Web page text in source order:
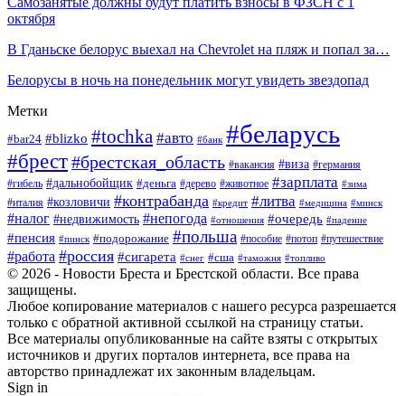
октября
В Гданьске белорус выехал на Chevrolet на пляж и попал за…
Белорусы в ночь на понедельник могут увидеть звездопад
Метки
#bar24 #blizko #tochka #авто #банк #беларусь
#брест#брестская_область #вакансия #виза #германия
#гибель #дальнобойщик #деньга #дерево #животное #зарплата #зима
#италия #козловичи #контрабанда #кредит #литва #медицина #минск
#налог #недвижимость #непогода #отношения #очередь #падение
#пенсия #пинск #подорожание #польша #пособие #потоп #путешествие
#работа #россия #сигарета #снег #сша #таможня #топливо
© 2026 - Новости Бреста и Брестской области. Все права
защищены.
Любое копирование материалов с нашего ресурса разрешается
только с обратной активной ссылкой на страницу статьи.
Все материалы опубликованные на сайте взяты с открытых
источников и других порталов интернета, все права на
авторство принадлежат их законным владельцам.
Sign in